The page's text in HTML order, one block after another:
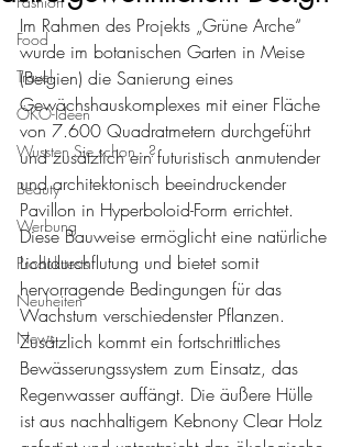
Food
Travel
ÖKO-Ideen
Wussten Sie schon...?
Beauty
Werbung
Produkttests
Neuheiten
News
Im Rahmen des Projekts „Grüne Arche“
wurde im botanischen Garten in Meise
(Belgien) die Sanierung eines
Gewächshauskomplexes mit einer Fläche
von 7.600 Quadratmetern durchgeführt
und zusätzlich ein futuristisch anmutender
und architektonisch beeindruckender
Pavillon in Hyperboloid-Form errichtet.
Diese Bauweise ermöglicht eine natürliche
Lichtdurchflutung und bietet somit
hervorragende Bedingungen für das
Wachstum verschiedenster Pflanzen.
Zusätzlich kommt ein fortschrittliches
Bewässerungssystem zum Einsatz, das
Regenwasser auffängt. Die äußere Hülle
ist aus nachhaltigem Kebnony Clear Holz